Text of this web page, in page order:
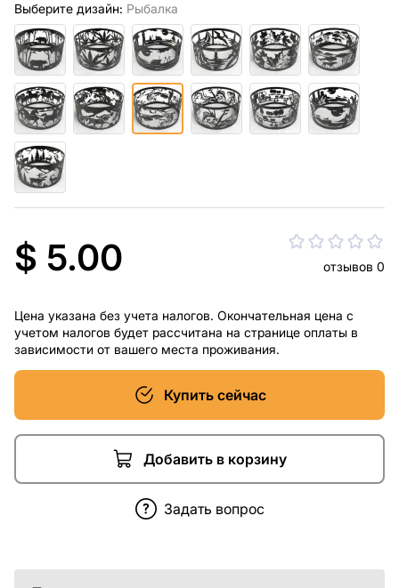
Выберите дизайн: Рыбалка
$ 5.00 отзывов 0
Цена указана без учета налогов. Окончательная цена с
учетом налогов будет рассчитана на странице оплаты в
зависимости от вашего места проживания.
Купить сейчас
Добавить в корзину
Задать вопрос